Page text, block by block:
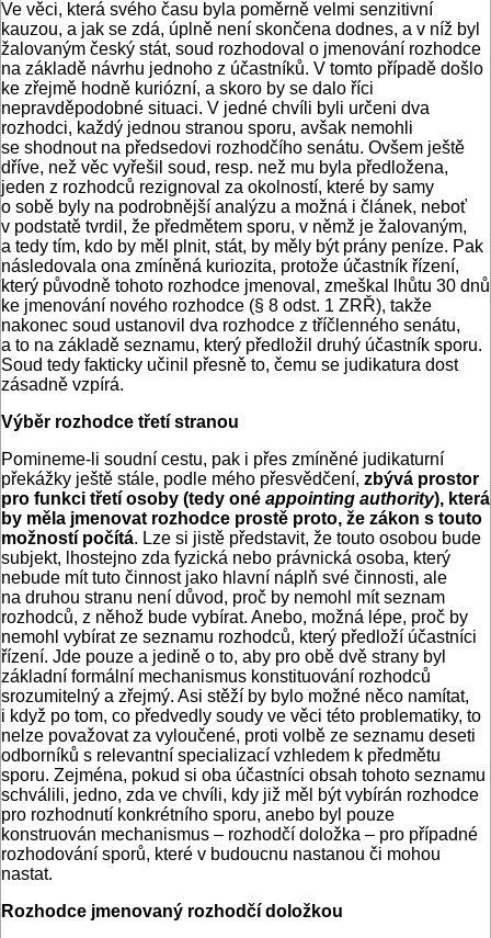
Ve věci, která svého času byla poměrně velmi senzitivní
kauzou, a jak se zdá, úplně není skončena dodnes, a v níž byl
žalovaným český stát, soud rozhodoval o jmenování rozhodce
na základě návrhu jednoho z účastníků. V tomto případě došlo
ke zřejmě hodně kuriózní, a skoro by se dalo říci
nepravděpodobné situaci. V jedné chvíli byli určeni dva
rozhodci, každý jednou stranou sporu, avšak nemohli
se shodnout na předsedovi rozhodčího senátu. Ovšem ještě
dříve, než věc vyřešil soud, resp. než mu byla předložena,
jeden z rozhodců rezignoval za okolností, které by samy
o sobě byly na podrobnější analýzu a možná i článek, neboť
v podstatě tvrdil, že předmětem sporu, v němž je žalovaným,
a tedy tím, kdo by měl plnit, stát, by měly být prány peníze. Pak
následovala ona zmíněná kuriozita, protože účastník řízení,
který původně tohoto rozhodce jmenoval, zmeškal lhůtu 30 dnů
ke jmenování nového rozhodce (§ 8 odst. 1 ZRŘ), takže
nakonec soud ustanovil dva rozhodce z tříčlenného senátu,
a to na základě seznamu, který předložil druhý účastník sporu.
Soud tedy fakticky učinil přesně to, čemu se judikatura dost
zásadně vzpírá.
Výběr rozhodce třetí stranou
Pomineme-li soudní cestu, pak i přes zmíněné judikaturní
překážky ještě stále, podle mého přesvědčení, zbývá prostor
pro funkci třetí osoby (tedy oné appointing authority), která
by měla jmenovat rozhodce prostě proto, že zákon s touto
možností počítá. Lze si jistě představit, že touto osobou bude
subjekt, lhostejno zda fyzická nebo právnická osoba, který
nebude mít tuto činnost jako hlavní náplň své činnosti, ale
na druhou stranu není důvod, proč by nemohl mít seznam
rozhodců, z něhož bude vybírat. Anebo, možná lépe, proč by
nemohl vybírat ze seznamu rozhodců, který předloží účastníci
řízení. Jde pouze a jedině o to, aby pro obě dvě strany byl
základní formální mechanismus konstituování rozhodců
srozumitelný a zřejmý. Asi stěží by bylo možné něco namítat,
i když po tom, co předvedly soudy ve věci této problematiky, to
nelze považovat za vyloučené, proti volbě ze seznamu deseti
odborníků s relevantní specializací vzhledem k předmětu
sporu. Zejména, pokud si oba účastníci obsah tohoto seznamu
schválili, jedno, zda ve chvíli, kdy již měl být vybírán rozhodce
pro rozhodnutí konkrétního sporu, anebo byl pouze
konstruován mechanis­mus – rozhodčí doložka – pro případné
rozhodování sporů, které v budoucnu nastanou či mohou
nastat.
Rozhodce jmenovaný rozhodčí doložkou